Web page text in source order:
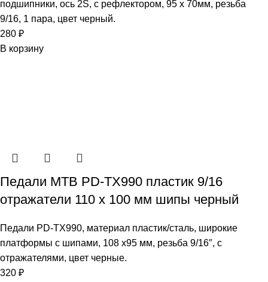
подшипники, ось 2S, с рефлектором, 95 х 70мм, резьба
9/16, 1 пара, цвет черный.
280 ₽
В корзину
Педали МТВ PD-TX990 пластик 9/16
отражатели 110 х 100 мм шипы черный
Педали PD-TX990, материал пластик/сталь, широкие
платформы с шипами, 108 x95 мм, резьба 9/16″, с
отражателями, цвет черные.
320 ₽